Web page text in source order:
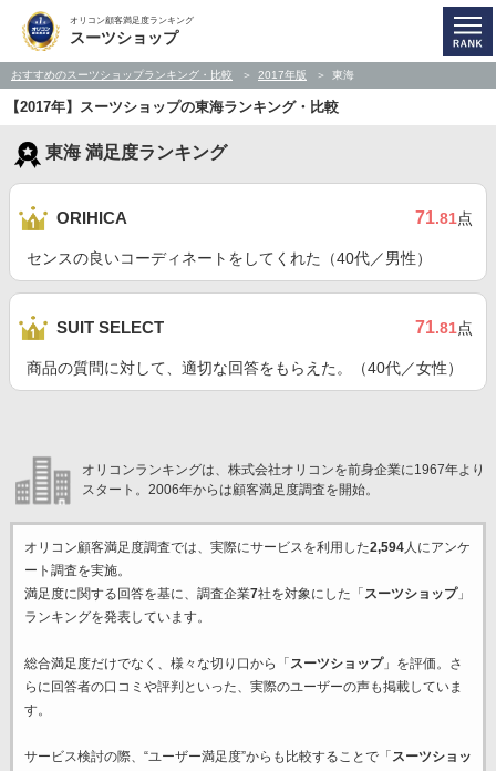
オリコン顧客満足度ランキング
スーツショップ
おすすめのスーツショップランキング・比較 2017年版 東海
【2017年】スーツショップの東海ランキング・比較
東海 満足度ランキング
ORIHICA 71.81点
センスの良いコーディネートをしてくれた（40代／男性）
SUIT SELECT 71.81点
商品の質問に対して、適切な回答をもらえた。（40代／女性）
オリコンランキングは、株式会社オリコンを前身企業に1967年より
スタート。2006年からは顧客満足度調査を開始。
オリコン顧客満足度調査では、実際にサービスを利用した2,594人にアンケ
ート調査を実施。
満足度に関する回答を基に、調査企業7社を対象にした「 スーツショップ」
ランキングを発表しています。
総合満足度だけでなく、様々な切り口から「 スーツショップ」を評価。さ
らに回答者の口コミや評判といった、実際のユーザーの声も掲載していま
す。
サービス検討の際、“ユーザー満足度”からも比較することで「 スーツショッ